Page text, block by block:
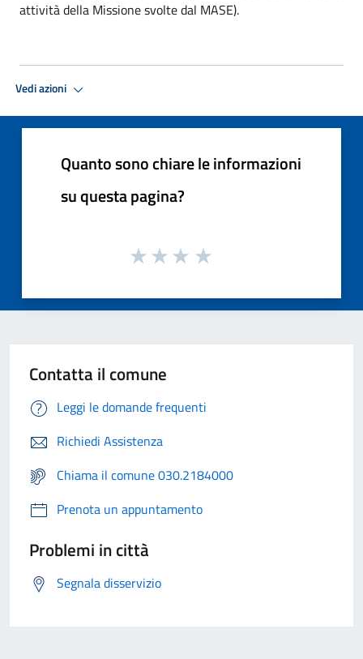
attività della Missione svolte dal MASE).
Vedi azioni
Quanto sono chiare le informazioni
su questa pagina?
Contatta il comune
Leggi le domande frequenti
Richiedi Assistenza
Chiama il comune 030.2184000
Prenota un appuntamento
Problemi in città
Segnala disservizio